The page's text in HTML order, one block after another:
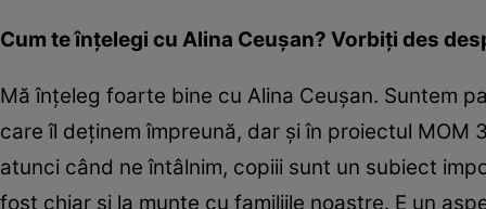
Cum te înțelegi cu Alina Ceușan? Vorbiți des
Mă înțeleg foarte bine cu Alina Ceușan. Suntem
care îl deținem împreună, dar și în proiectul
atunci când ne întâlnim, copiii sunt un subiect
fost chiar și la munte cu familiile noastre. E un